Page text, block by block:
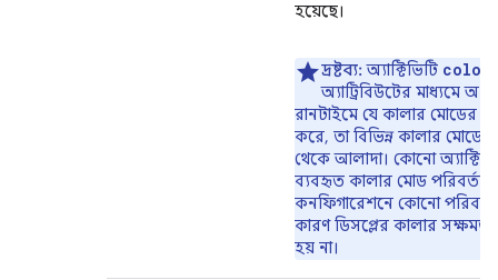
হয়েছে।
দ্রষ্টব্য:অ্যাক্টিভিটি
অ্যাট্রিবিউটের মাধ্যমে
রানটাইমে যে কালার মোডের
করে, তা বিভিন্ন কালার
থেকে আলাদা। কোনো
ব্যবহৃত কালার মোড
কনফিগারেশনে কোনো
কারণ ডিসপ্লের কালার সক্ষমতা
হয় না।